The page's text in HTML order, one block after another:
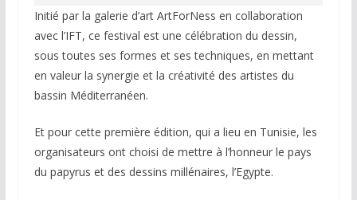
Initié par la galerie d’art ArtForNess en collaboration
avec l’IFT, ce festival est une célébration du dessin,
sous toutes ses formes et ses techniques, en mettant
en valeur la synergie et la créativité des artistes du
bassin Méditerranéen.
Et pour cette première édition, qui a lieu en Tunisie, les
organisateurs ont choisi de mettre à l’honneur le pays
du papyrus et des dessins millénaires, l’Egypte.